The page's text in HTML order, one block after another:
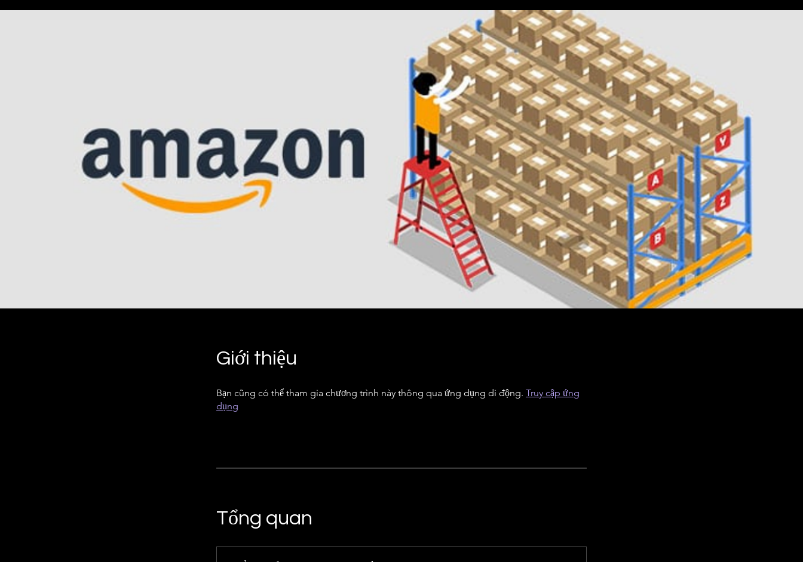
Giới thiệu
Bạn cũng có thể tham gia chương trình này thông qua ứng dụng di động. Truy cập ứng
dụng
Tổng quan